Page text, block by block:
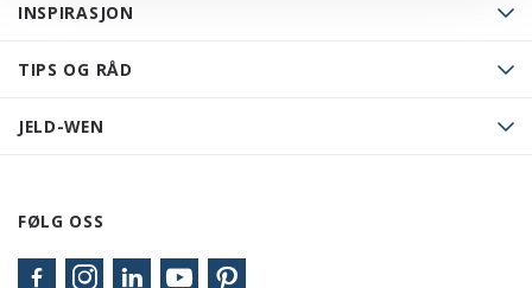
INSPIRASJON
TIPS OG RÅD
JELD-WEN
FØLG OSS